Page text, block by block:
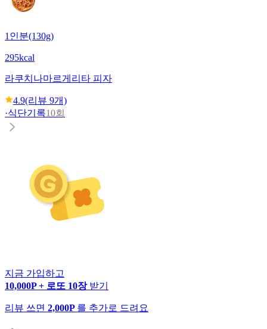
1인분(130g)
295kcal
라쿠치나마르게리타 피자
4.9(리뷰 9개)
·식단기록10회
지금 가입하고
10,000P + 로또 10장 받기
리뷰 쓰면 2,000P 를 추가로 드려요